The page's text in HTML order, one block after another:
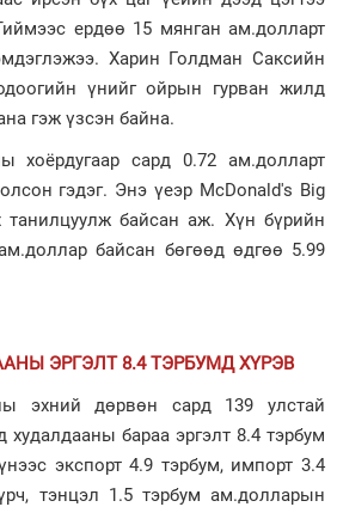
ердөө 15 мянган ам.долларт
Харин Голдман Саксийн
үнийг ойрын гурван жилд
гэж үзсэн байна.
хоёрдугаар сард 0.72 ам.долларт
гэдэг. Энэ үеэр McDonald's Big
танилцуулж байсан аж. Хүн бүрийн
байсан бөгөөд өдгөө 5.99
ЭРГЭЛТ 8.4 ТЭРБУМД ХҮРЭВ
эхний дөрвөн сард 139 улстай
худалдааны бараа эргэлт 8.4 тэрбум
экспорт 4.9 тэрбум, импорт 3.4
тэнцэл 1.5 тэрбум ам.долларын